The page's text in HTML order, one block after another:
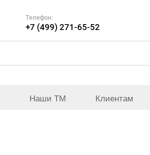
Телефон:
+7 (499) 271-65-52
Наши ТМ Клиентам